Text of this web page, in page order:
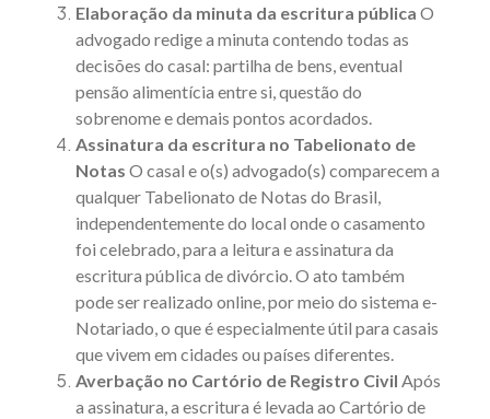
Elaboração da minuta da escritura pública O
advogado redige a minuta contendo todas as
decisões do casal: partilha de bens, eventual
pensão alimentícia entre si, questão do
sobrenome e demais pontos acordados.
Assinatura da escritura no Tabelionato de
Notas O casal e o(s) advogado(s) comparecem a
qualquer Tabelionato de Notas do Brasil,
independentemente do local onde o casamento
foi celebrado, para a leitura e assinatura da
escritura pública de divórcio. O ato também
pode ser realizado online, por meio do sistema e-
Notariado , o que é especialmente útil para casais
que vivem em cidades ou países diferentes.
Averbação no Cartório de Registro Civil Após
a assinatura, a escritura é levada ao Cartório de